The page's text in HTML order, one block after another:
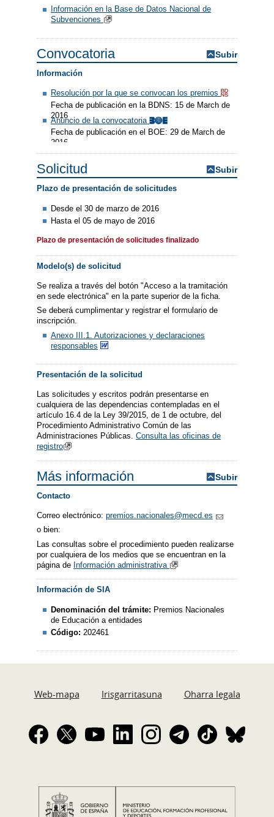
Información en la Base de Datos Nacional de
Subvenciones
Convocatoria Subir
Información
Resolución por la que se convocan los premios
Fecha de publicación en la BDNS: 15 de March de
2016
Anuncio de la convocatoria
Fecha de publicación en el BOE: 29 de March de
2016
Solicitud Subir
Plazo de presentación de solicitudes
Desde el 30 de marzo de 2016
Hasta el 05 de mayo de 2016
Plazo de presentación de solicitudes finalizado
Modelo(s) de solicitud
Se realiza a través del botón "Acceso a la tramitación
en sede electrónica" en la parte superior de la ficha.
Se deberá cumplimentar y registrar el formulario de
inscripción.
Anexo III.1. Autorizaciones y declaraciones
responsables
Presentación de la solicitud
Las solicitudes y escritos podrán presentarse en
cualquiera de las dependencias contempladas en el
artículo 16.4 de la Ley 39/2015, de 1 de octubre, del
Procedimiento Administrativo Común de las
Administraciones Públicas. Consulta las oficinas de
registro
Más información Subir
Contacto
Correo electrónico: premios.nacionales@mecd.es
o bien:
Las consultas sobre el procedimiento pueden realizarse
por cualquiera de los medios que se encuentran en la
página de Información administrativa
Información de SIA
Denominación del trámite: Premios Nacionales
de Educación a entidades
Código: 202461
Web-mapa Irisgarritasuna Oharra legala